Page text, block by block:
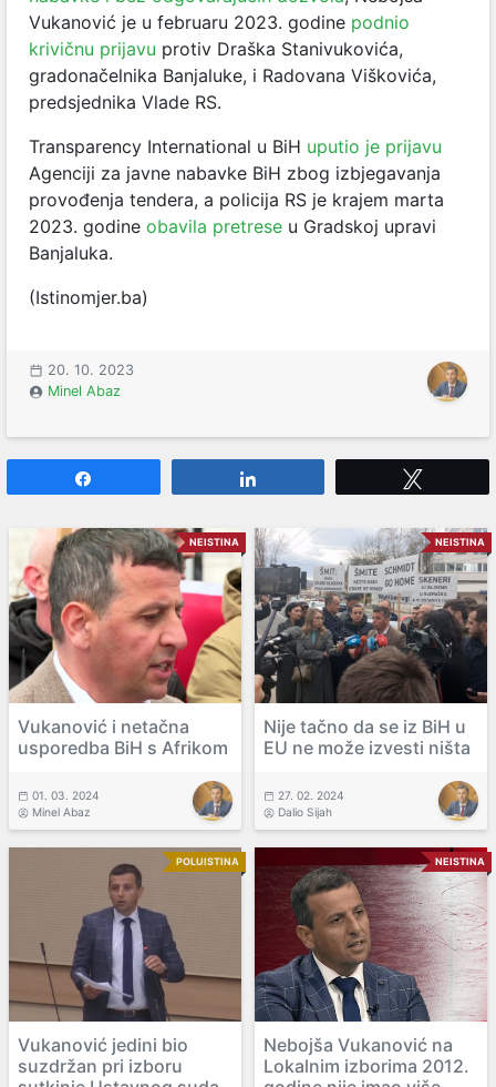
Vukanović je u februaru 2023. godine podnio
krivičnu prijavu protiv Draška Stanivukovića,
gradonačelnika Banjaluke, i Radovana Viškovića,
predsjednika Vlade RS.
Transparency International u BiH uputio je prijavu
Agenciji za javne nabavke BiH zbog izbjegavanja
provođenja tendera, a policija RS je krajem marta
2023. godine obavila pretrese u Gradskoj upravi
Banjaluka.
(Istinomjer.ba)
20. 10. 2023
Minel Abaz
NEISTINA
Vukanović i netačna
usporedba BiH s Afrikom
01. 03. 2024
Minel Abaz
NEISTINA
Nije tačno da se iz BiH u
EU ne može izvesti ništa
27. 02. 2024
Dalio Sijah
POLUISTINA
Vukanović jedini bio
suzdržan pri izboru
NEISTINA
Nebojša Vukanović na
Lokalnim izborima 2012.